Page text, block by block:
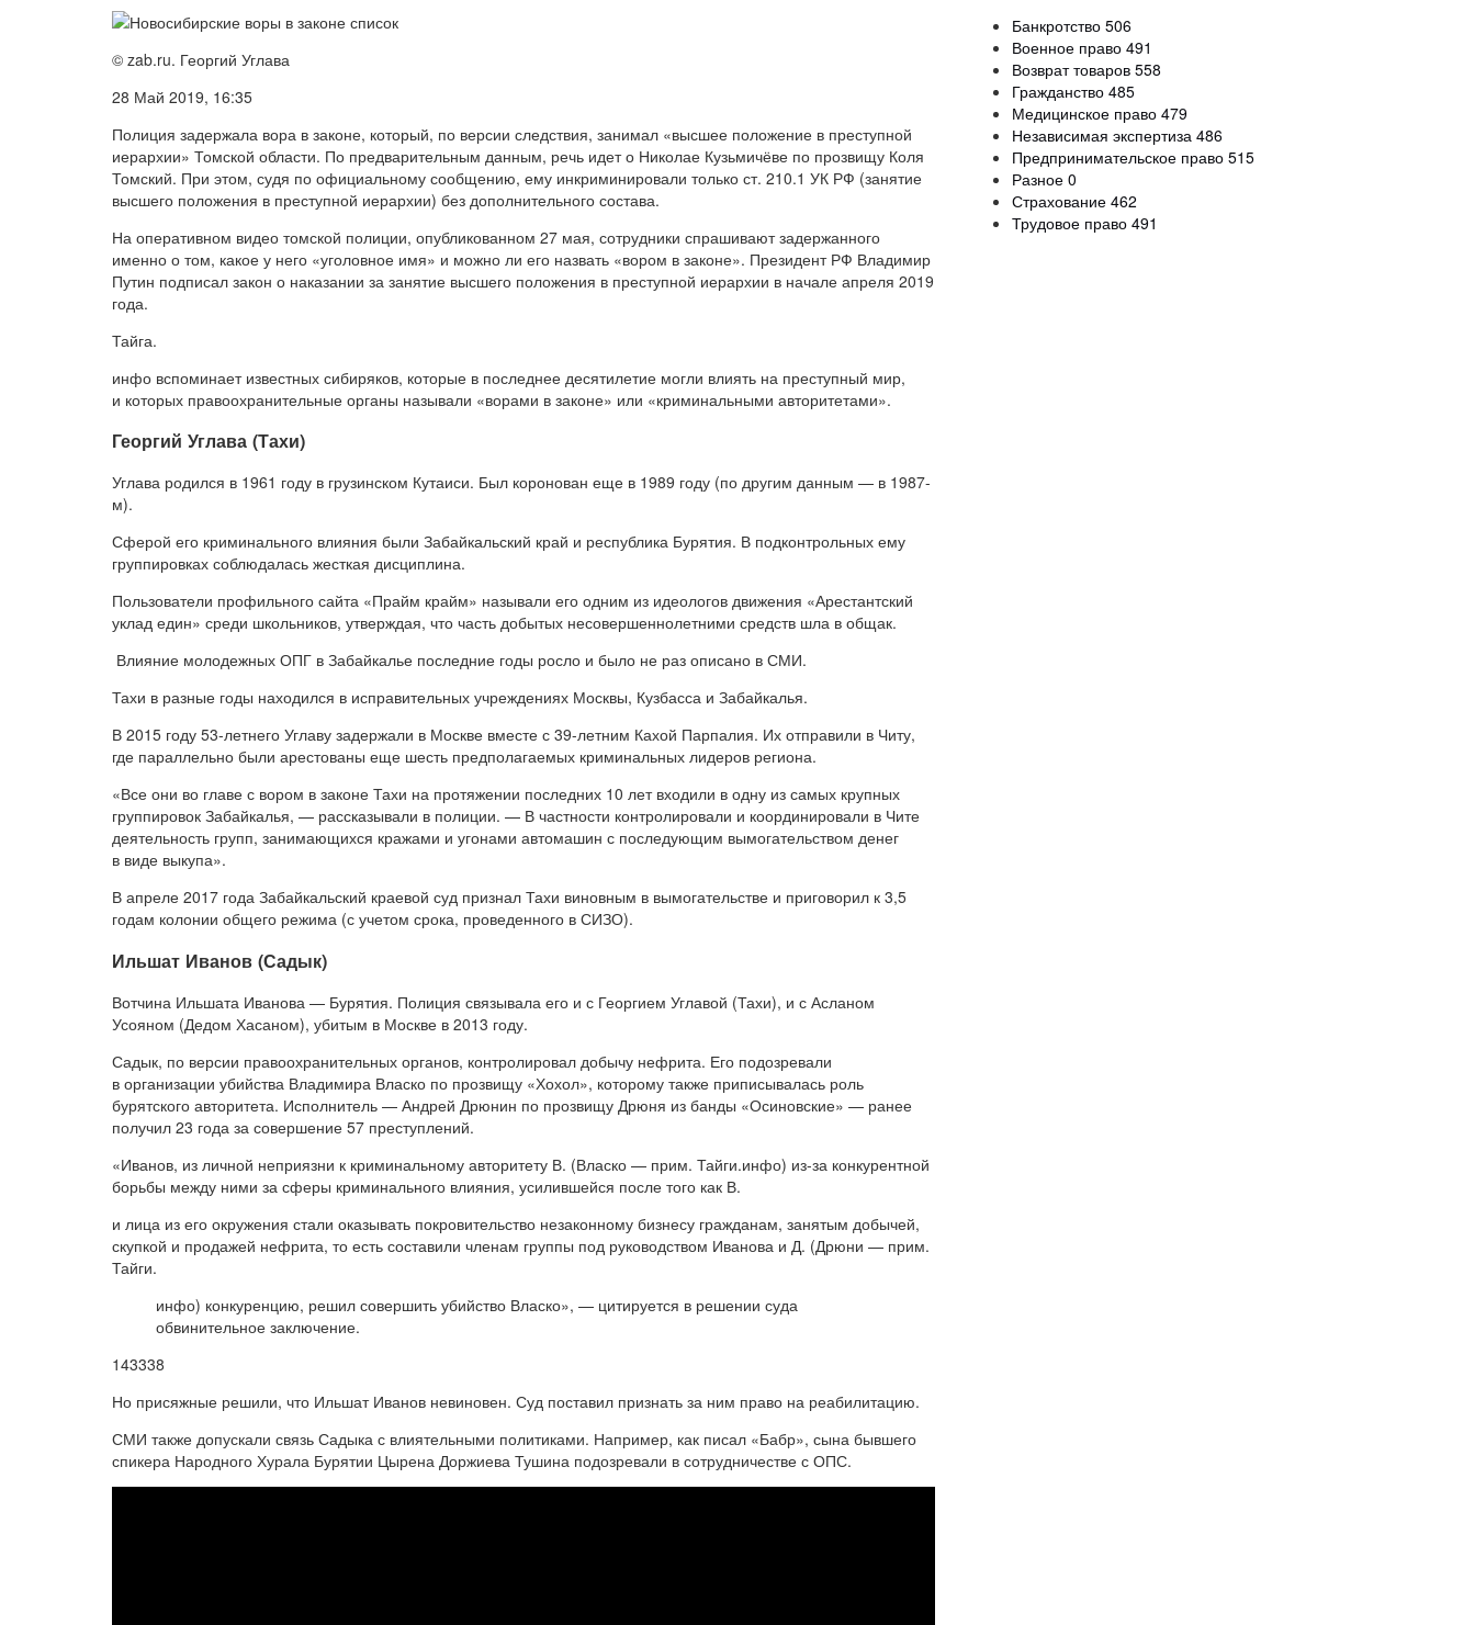
© zab.ru. Георгий Углава
28 Май 2019, 16:35
Полиция задержала вора в законе, который, по версии следствия, занимал «высшее положение в преступной
иерархии» Томской области. По предварительным данным, речь идет о Николае Кузьмичёве по прозвищу Коля
Томский. При этом, судя по официальному сообщению, ему инкриминировали только ст. 210.1 УК РФ (занятие
высшего положения в преступной иерархии) без дополнительного состава.
На оперативном видео томской полиции, опубликованном 27 мая, сотрудники спрашивают задержанного
именно о том, какое у него «уголовное имя» и можно ли его назвать «вором в законе». Президент РФ Владимир
Путин подписал закон о наказании за занятие высшего положения в преступной иерархии в начале апреля 2019
года.
Тайга.
инфо вспоминает известных сибиряков, которые в последнее десятилетие могли влиять на преступный мир,
и которых правоохранительные органы называли «ворами в законе» или «криминальными авторитетами».
Георгий Углава (Тахи)
Углава родился в 1961 году в грузинском Кутаиси. Был коронован еще в 1989 году (по другим данным — в 1987-
м).
Сферой его криминального влияния были Забайкальский край и республика Бурятия. В подконтрольных ему
группировках соблюдалась жесткая дисциплина.
Пользователи профильного сайта «Прайм крайм» называли его одним из идеологов движения «Арестантский
уклад един» среди школьников, утверждая, что часть добытых несовершеннолетними средств шла в общак.
Влияние молодежных ОПГ в Забайкалье последние годы росло и было не раз описано в СМИ.
Тахи в разные годы находился в исправительных учреждениях Москвы, Кузбасса и Забайкалья.
В 2015 году 53-летнего Углаву задержали в Москве вместе с 39-летним Кахой Парпалия. Их отправили в Читу,
где параллельно были арестованы еще шесть предполагаемых криминальных лидеров региона.
«Все они во главе с вором в законе Тахи на протяжении последних 10 лет входили в одну из самых крупных
группировок Забайкалья, — рассказывали в полиции. — В частности контролировали и координировали в Чите
деятельность групп, занимающихся кражами и угонами автомашин с последующим вымогательством денег
в виде выкупа».
В апреле 2017 года Забайкальский краевой суд признал Тахи виновным в вымогательстве и приговорил к 3,5
годам колонии общего режима (с учетом срока, проведенного в СИЗО).
Ильшат Иванов (Садык)
Вотчина Ильшата Иванова — Бурятия. Полиция связывала его и с Георгием Углавой (Тахи), и с Асланом
Усояном (Дедом Хасаном), убитым в Москве в 2013 году.
Садык, по версии правоохранительных органов, контролировал добычу нефрита. Его подозревали
в организации убийства Владимира Власко по прозвищу «Хохол», которому также приписывалась роль
бурятского авторитета. Исполнитель — Андрей Дрюнин по прозвищу Дрюня из банды «Осиновские» — ранее
получил 23 года за совершение 57 преступлений.
«Иванов, из личной неприязни к криминальному авторитету В. (Власко — прим. Тайги.инфо) из-за конкурентной
борьбы между ними за сферы криминального влияния, усилившейся после того как В.
и лица из его окружения стали оказывать покровительство незаконному бизнесу гражданам, занятым добычей,
скупкой и продажей нефрита, то есть составили членам группы под руководством Иванова и Д. (Дрюни — прим.
Тайги.
инфо) конкуренцию, решил совершить убийство Власко», — цитируется в решении суда
обвинительное заключение.
143338
Но присяжные решили, что Ильшат Иванов невиновен. Суд поставил признать за ним право на реабилитацию.
СМИ также допускали связь Садыка с влиятельными политиками. Например, как писал «Бабр», сына бывшего
спикера Народного Хурала Бурятии Цырена Доржиева Тушина подозревали в сотрудничестве с ОПС.
Банкротство 506
Военное право 491
Возврат товаров 558
Гражданство 485
Медицинское право 479
Независимая экспертиза 486
Предпринимательское право 515
Разное 0
Страхование 462
Трудовое право 491